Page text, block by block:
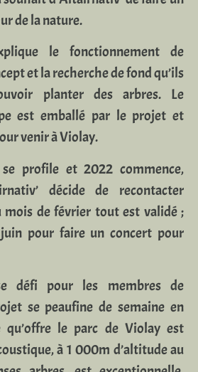
de la nature.
le fonctionnement de
et la recherche de fond qu’ils
planter des arbres. Le
est emballé par le projet et
venir à Violay.
profile et 2022 commence,
décide de recontacter
mois de février tout est validé ;
pour faire un concert pour
défi pour les membres de
se peaufine de semaine en
qu’offre le parc de Violay est
à 1 000m d’altitude au